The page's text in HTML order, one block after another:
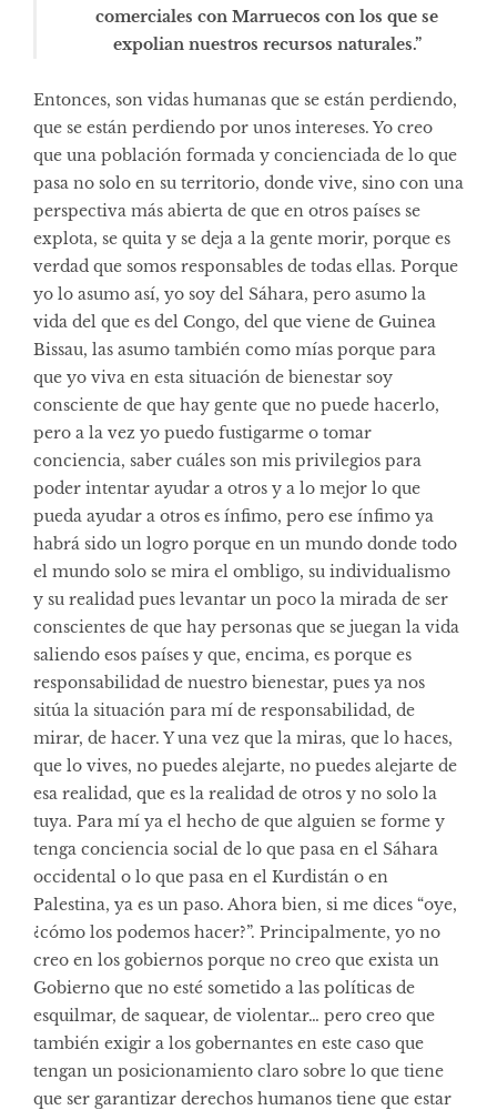
comerciales con Marruecos con los que se
expolian nuestros recursos naturales.”
Entonces, son vidas humanas que se están perdiendo,
que se están perdiendo por unos intereses. Yo creo
que una población formada y concienciada de lo que
pasa no solo en su territorio, donde vive, sino con una
perspectiva más abierta de que en otros países se
explota, se quita y se deja a la gente morir, porque es
verdad que somos responsables de todas ellas. Porque
yo lo asumo así, yo soy del Sáhara, pero asumo la
vida del que es del Congo, del que viene de Guinea
Bissau, las asumo también como mías porque para
que yo viva en esta situación de bienestar soy
consciente de que hay gente que no puede hacerlo,
pero a la vez yo puedo fustigarme o tomar
conciencia, saber cuáles son mis privilegios para
poder intentar ayudar a otros y a lo mejor lo que
pueda ayudar a otros es ínfimo, pero ese ínfimo ya
habrá sido un logro porque en un mundo donde todo
el mundo solo se mira el ombligo, su individualismo
y su realidad pues levantar un poco la mirada de ser
conscientes de que hay personas que se juegan la vida
saliendo esos países y que, encima, es porque es
responsabilidad de nuestro bienestar, pues ya nos
sitúa la situación para mí de responsabilidad, de
mirar, de hacer. Y una vez que la miras, que lo haces,
que lo vives, no puedes alejarte, no puedes alejarte de
esa realidad, que es la realidad de otros y no solo la
tuya. Para mí ya el hecho de que alguien se forme y
tenga conciencia social de lo que pasa en el Sáhara
occidental o lo que pasa en el Kurdistán o en
Palestina, ya es un paso. Ahora bien, si me dices “oye,
¿cómo los podemos hacer?”. Principalmente, yo no
creo en los gobiernos porque no creo que exista un
Gobierno que no esté sometido a las políticas de
esquilmar, de saquear, de violentar… pero creo que
también exigir a los gobernantes en este caso que
tengan un posicionamiento claro sobre lo que tiene
que ser garantizar derechos humanos tiene que estar